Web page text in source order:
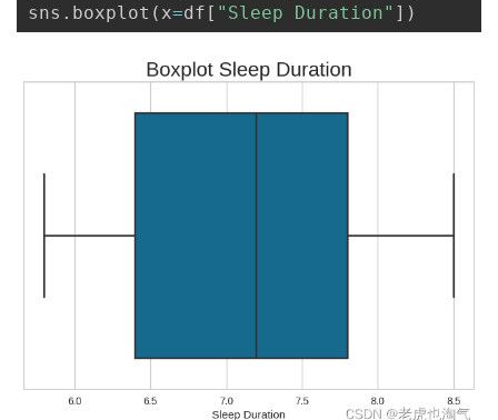
sns . boxplot ( x=df [ "Sleep Duration" ] )